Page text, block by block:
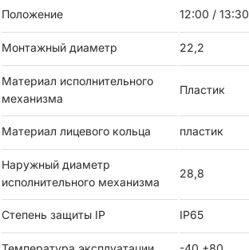
Диаметр: 22 мм.
Количество позиций: 2.
Контактные модули:NC+NO
Подсветка: зеленая
Тип подключения: Push-In.
Степень защиты: IP65.
Положение 12:00 / 13:30
Монтажный диаметр 22,2
Материал исполнительного
механизма
Пластик
Материал лицевого кольца пластик
Наружный диаметр
исполнительного механизма
28,8
Степень защиты IP IP65